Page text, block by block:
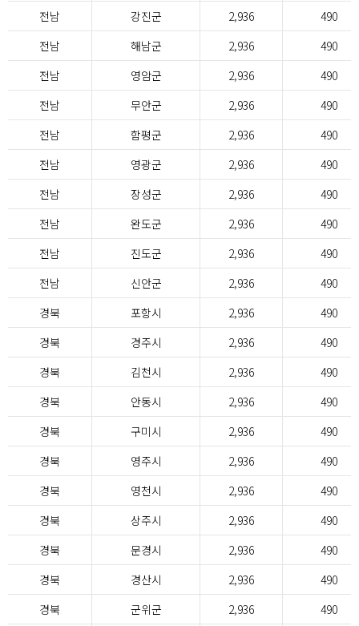
전남
강진군 2,936
490
전남
해남군 2,936
490
전남
영암군 2,936
490
전남
무안군 2,936
490
전남
함평군 2,936
490
전남
영광군 2,936
490
전남
장성군 2,936
490
전남
완도군 2,936
490
전남
진도군 2,936
490
전남
신안군 2,936
490
경북
포항시 2,936
490
경북
경주시 2,936
490
경북
김천시 2,936
490
경북
안동시 2,936
490
경북
구미시 2,936
490
경북
영주시 2,936
490
경북
영천시 2,936
490
경북
상주시 2,936
490
경북
문경시 2,936
490
경북
경산시 2,936
490
경북
군위군 2,936
490